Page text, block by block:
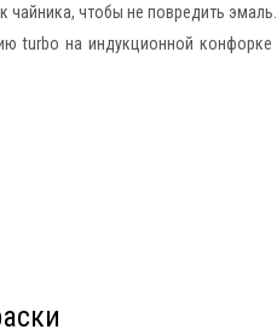
чайника, чтобы не повредить эмаль.
turbo на индукционной